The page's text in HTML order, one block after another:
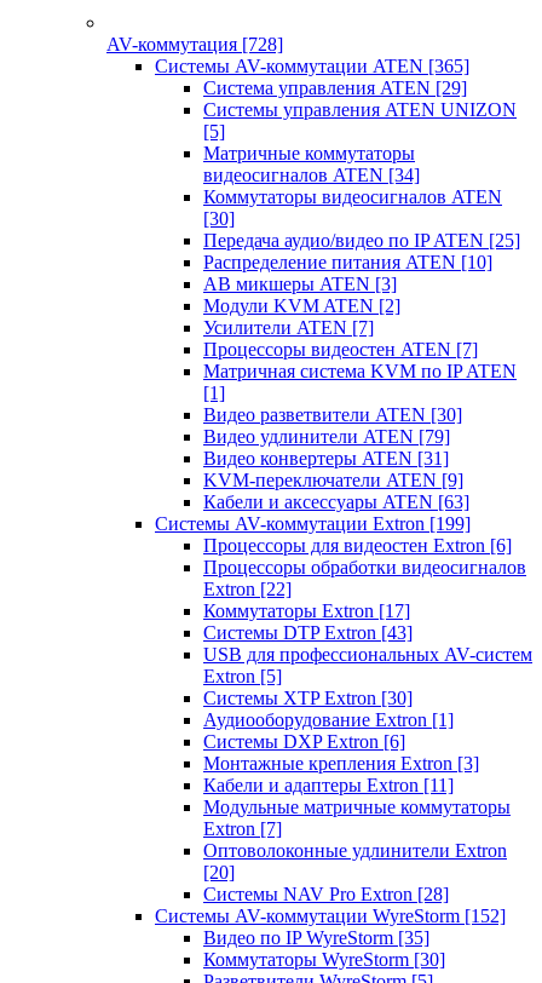
AV-коммутация [728]
Системы AV-коммутации ATEN [365]
Система управления ATEN [29]
Системы управления ATEN UNIZON
[5]
Матричные коммутаторы
видеосигналов ATEN [34]
Коммутаторы видеосигналов ATEN
[30]
Передача аудио/видео по IP ATEN [25]
Распределение питания ATEN [10]
АВ микшеры ATEN [3]
Модули KVM ATEN [2]
Усилители ATEN [7]
Процессоры видеостен ATEN [7]
Матричная система KVM по IP ATEN
[1]
Видео разветвители ATEN [30]
Видео удлинители ATEN [79]
Видео конвертеры ATEN [31]
KVM-переключатели ATEN [9]
Кабели и аксессуары ATEN [63]
Системы AV-коммутации Extron [199]
Процессоры для видеостен Extron [6]
Процессоры обработки видеосигналов
Extron [22]
Коммутаторы Extron [17]
Системы DTP Extron [43]
USB для профессиональных AV-систем
Extron [5]
Системы XTP Extron [30]
Аудиооборудование Extron [1]
Системы DXP Extron [6]
Монтажные крепления Extron [3]
Кабели и адаптеры Extron [11]
Модульные матричные коммутаторы
Extron [7]
Оптоволоконные удлинители Extron
[20]
Системы NAV Pro Extron [28]
Системы AV-коммутации WyreStorm [152]
Видео по IP WyreStorm [35]
Коммутаторы WyreStorm [30]